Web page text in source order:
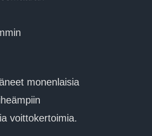
monenlaisia
voittokertoimia.